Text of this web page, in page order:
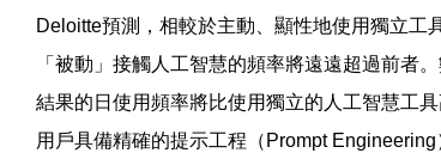
Deloitte預測，相較於主動、顯性地使用獨立工
「被動」接觸人工智慧的頻率將遠遠超過前者
結果的日使用頻率將比使用獨立的人工智慧工
用戶具備精確的提示工程（Prompt